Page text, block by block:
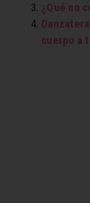
¿Qué no
cuerpo a